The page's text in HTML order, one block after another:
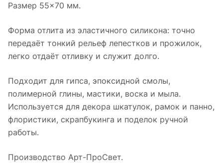
Размер 55×70 мм.
Форма отлита из эластичного силикона: точно
передаёт тонкий рельеф лепестков и прожилок,
легко отдаёт отливку и служит долго.
Подходит для гипса, эпоксидной смолы,
полимерной глины, мастики, воска и мыла.
Используется для декора шкатулок, рамок и панно,
флористики, скрапбукинга и поделок ручной
работы.
Производство Арт-ПроСвет.